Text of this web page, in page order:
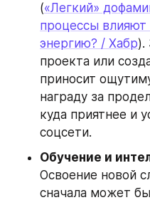
(«Легкий»
процессы
энергию? / Хабр).
проекта или
приносит
награду за
куда приятнее и
соцсети.
Обучение и
Освоение новой
сначала может